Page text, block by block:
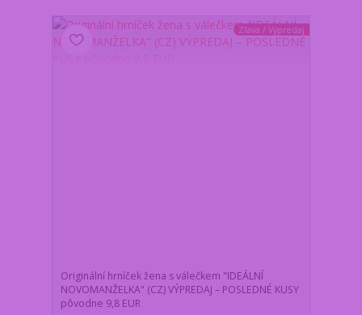
Zľava / Výpredaj
Originální hrníček žena s válečkem "IDEÁLNÍ
NOVOMANŽELKA" (CZ) VÝPREDAJ – POSLEDNÉ KUSY
pôvodne 9,8 EUR